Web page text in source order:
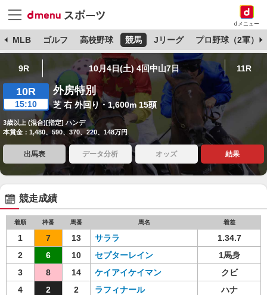
dメニュー
MLB ゴルフ 高校野球 競馬 Jリーグ プロ野球（2軍）
9R 10月4日(土) 4回中山7日 11R
10R
15:10
外房特別
芝 右 外回り・1,600m 15頭
3歳以上 (混合)[指定] ハンデ
本賞金：1,480、590、370、220、148万円
出馬表 データ分析 オッズ 結果
競走成績
着順 枠番 馬番 馬名 着差
1 7 13 サララ
1.34.7
2
6 10 セプターレイン
1馬身
3
8 14 ケイアイケイマン
クビ
4
2 2 ラフィナール
ハナ